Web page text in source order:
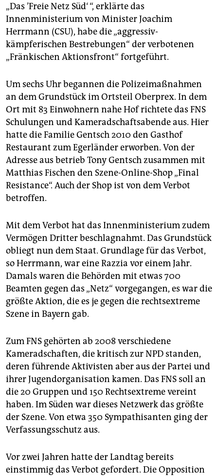
„Das ’Freie Netz Süd‘ “, erklärte das
Innenministerium von Minister Joachim
Herrmann (CSU), habe die „aggressiv-
kämpferischen Bestrebungen“ der verbotenen
„Fränkischen Aktionsfront“ fortgeführt.
Um sechs Uhr begannen die Polizeimaßnahmen
an dem Grundstück im Ortsteil Oberprex. In dem
Ort mit 83 Einwohnern nahe Hof richtete das FNS
Schulungen und Kameradschaftsabende aus. Hier
hatte die Familie Gentsch 2010 den Gasthof
Restaurant zum Egerländer erworben. Von der
Adresse aus betrieb Tony Gentsch zusammen mit
Matthias Fischen den Szene-Online-Shop „Final
Resistance“. Auch der Shop ist von dem Verbot
betroffen.
Mit dem Verbot hat das Innenministerium zudem
Vermögen Dritter beschlagnahmt. Das Grundstück
obliegt nun dem Staat. Grundlage für das Verbot,
so Herrmann, war eine Razzia vor einem Jahr.
Damals waren die Behörden mit etwas 700
Beamten gegen das „Netz“ vorgegangen, es war die
größte Aktion, die es je gegen die rechtsextreme
Szene in Bayern gab.
Zum FNS gehörten ab 2008 verschiedene
Kameradschaften, die kritisch zur NPD standen,
deren führende Aktivisten aber aus der Partei und
ihrer Jugendorganisation kamen. Das FNS soll an
die 20 Gruppen und 150 Rechtsextreme vereint
haben. Im Süden war dieses Netzwerk das größte
der Szene. Von etwa 350 Sympathisanten ging der
Verfassungsschutz aus.
Vor zwei Jahren hatte der Landtag bereits
einstimmig das Verbot gefordert. Die Opposition